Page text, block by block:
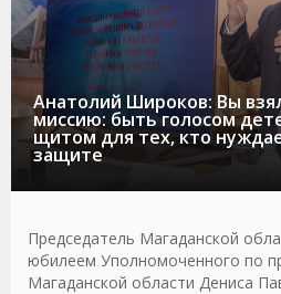
Анатолий Широков: Вы
миссию: быть голосом
щитом для тех, кто
защите
Председатель Магаданской
юбилеем Уполномоченного по
Магаданской области Дениса